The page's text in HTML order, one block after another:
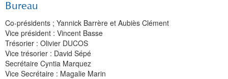
Bureau
Co-présidents ; Yannick Barrère et Aubiès Clément
Vice président : Vincent Basse
Trésorier : Olivier DUCOS
Vice trésorier : David Sépé
Secrétaire Cyntia Marquez
Vice Secrétaire : Magalie Marin